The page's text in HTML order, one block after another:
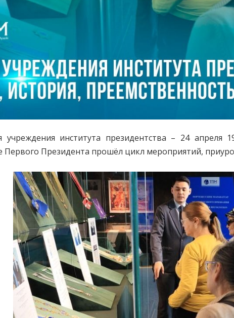
института президентства – 24 апреля
Первого Президента прошёл цикл мероприятий,